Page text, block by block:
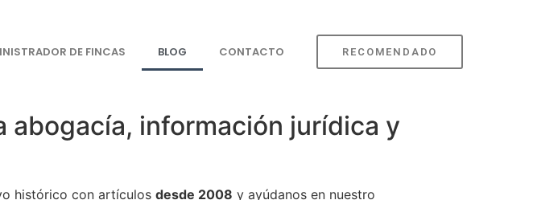
DE FINCAS BLOG CONTACTO RECOMENDADO
abogacía, información jurídica y
histórico con artículos desde 2008 y ayúdanos en nuestro